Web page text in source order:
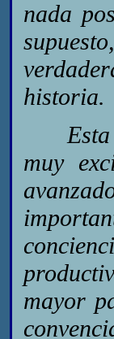
nada
historia.
Esta
muy
mayor